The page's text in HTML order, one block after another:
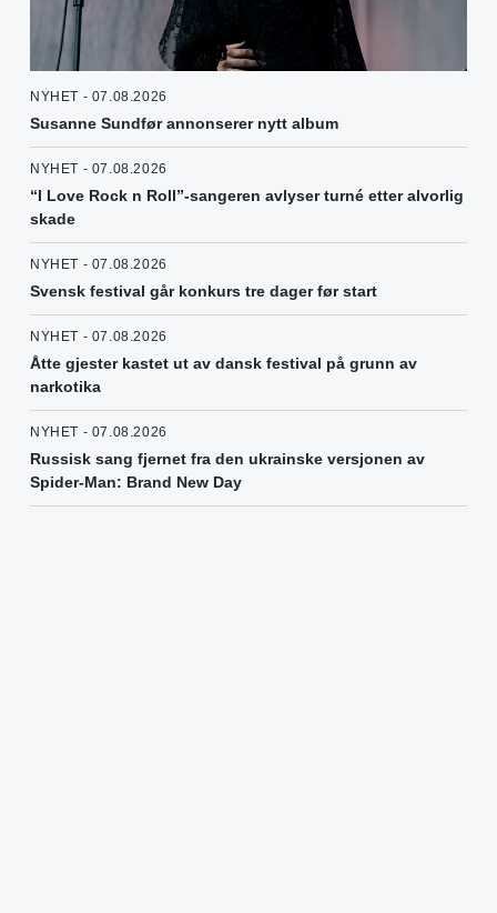
NYHET - 07.08.2026
Susanne Sundfør annonserer nytt album
NYHET - 07.08.2026
“I Love Rock n Roll”-sangeren avlyser turné etter alvorlig
skade
NYHET - 07.08.2026
Svensk festival går konkurs tre dager før start
NYHET - 07.08.2026
Åtte gjester kastet ut av dansk festival på grunn av
narkotika
NYHET - 07.08.2026
Russisk sang fjernet fra den ukrainske versjonen av
Spider-Man: Brand New Day